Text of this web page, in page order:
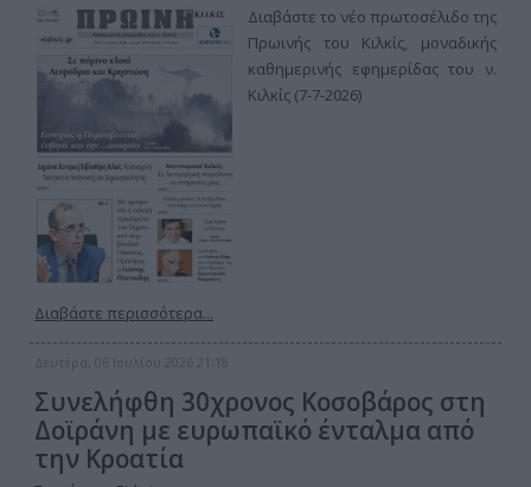
Διαβάστε το νέο πρωτοσέλιδο της
Πρωινής του Κιλκίς, μοναδικής
καθημερινής εφημερίδας του ν.
Κιλκίς (7-7-2026)
Διαβάστε περισσότερα...
Δευτέρα, 06 Ιουλίου 2026 21:18
Συνελήφθη 30χρονος Κοσοβάρος στη
Δοϊράνη με ευρωπαϊκό ένταλμα από
την Κροατία